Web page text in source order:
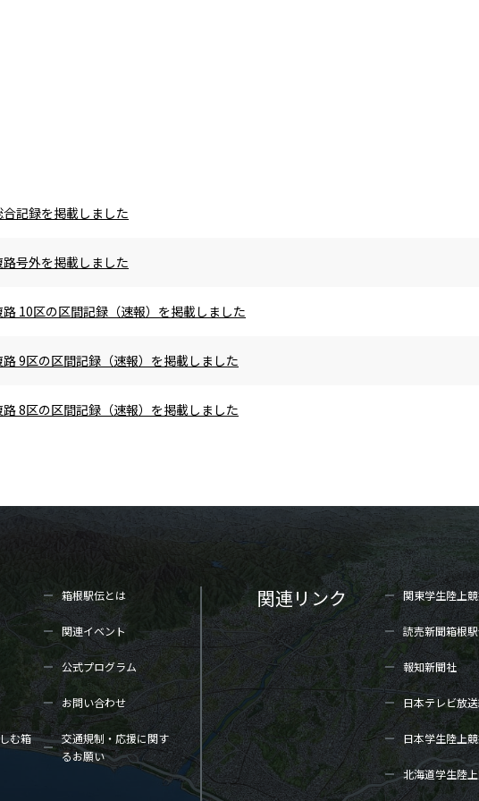
記録を掲載しました
号外を掲載しました
10区の区間記録（速報）を掲載しました
9区の区間記録（速報）を掲載しました
8区の区間記録（速報）を掲載しました
箱根駅伝とは
関連イベント
公式プログラム
お問い合わせ
む箱
交通規制・応援に関す
るお願い
関連リンク 関東学生陸上
読売新聞箱根
報知新聞社
日本テレビ放
日本学生陸上
北海道学生陸上